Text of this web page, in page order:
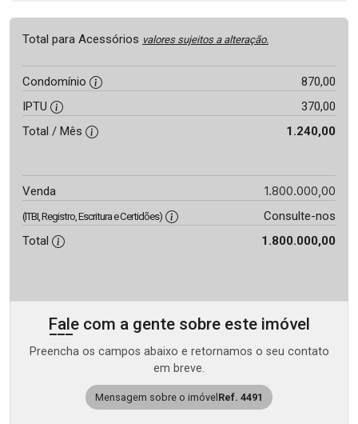
Total para Acessórios valores sujeitos a alteração.
Condomínio
870,00
IPTU
370,00
Total / Mês
1.240,00
Venda 1.800.000,00
(ITBI, Registro, Escritura e Certidões)
Consulte-nos
Total
1.800.000,00
Fale com a gente sobre este imóvel
Preencha os campos abaixo e retornamos o seu contato
em breve.
Mensagem sobre o imóvel Ref. 4491